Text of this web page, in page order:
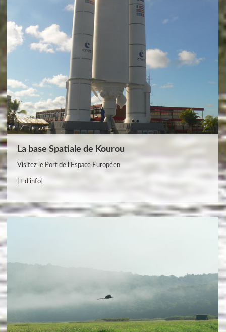
La base Spatiale de Kourou
Visitez le Port de l’Espace Européen
[+ d’info]